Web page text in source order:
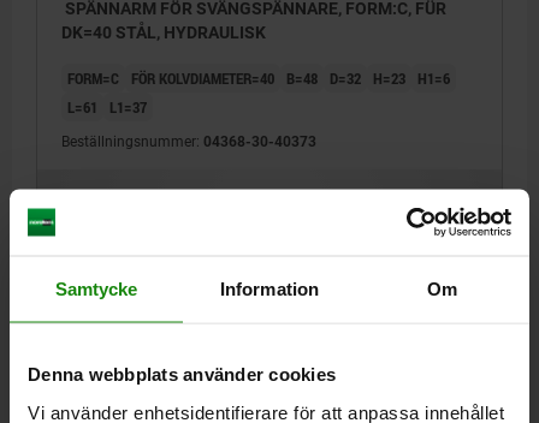
Samtycke Information Om
Denna webbplats använder cookies
Vi använder enhetsidentifierare för att anpassa innehållet
SPÄNNARM FÖR SVÄNGSPÄNNARE, FORM:C, FÜR
DK=40 STÅL, HYDRAULISK
FORM=C FÖR KOLVDIAMETER=40 B=48 D=32 H=23
H1=6
L=61
L1=37
Beställningsnummer: 04368-30-40373
DETALJER
CAD